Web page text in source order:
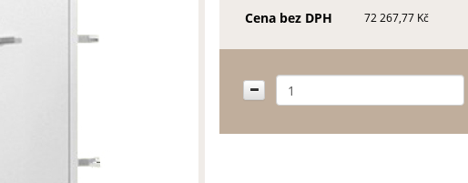
Cena bez DPH 72 267,77 Kč